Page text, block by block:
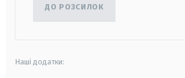
ДО РОЗСИЛОК
Наші додатки: